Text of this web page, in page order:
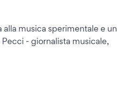
musica sperimentale e un
- giornalista musicale,